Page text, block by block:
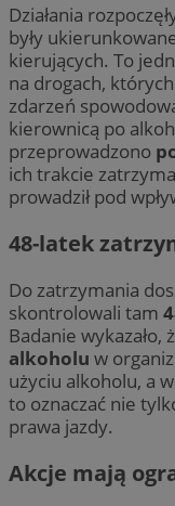
Działania
były
kierujących. To
na drogach,
zdarzeń
kierownicą po
przeprowadzono
ich trakcie
prowadził pod
48-latek
Do zatrzymania
skontrolowali tam
Badanie wykazało,
alkoholu w
użyciu alkoholu, a
to oznaczać nie
prawa jazdy.
Akcje mają